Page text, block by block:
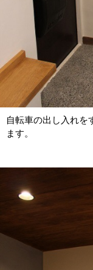
自転車の出し入れを
ます。